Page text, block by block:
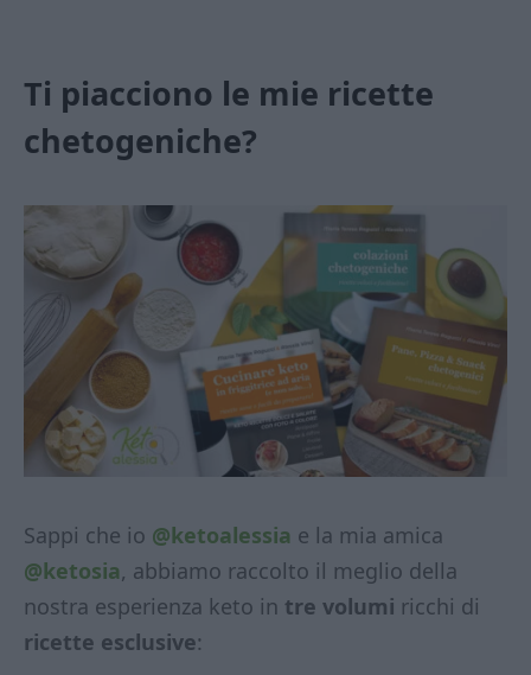
Ti piacciono le mie ricette
chetogeniche?
Sappi che io @ketoalessia e la mia amica
@ketosia, abbiamo raccolto il meglio della
nostra esperienza keto in tre volumi ricchi di
ricette esclusive: